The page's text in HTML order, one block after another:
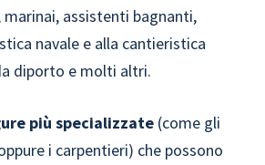
marinai, assistenti bagnanti,
navale e alla cantieristica
diporto e molti altri.
più specializzate (come gli
i carpentieri) che possono